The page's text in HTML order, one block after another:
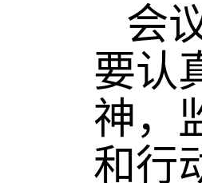
会
要认
神，
和行